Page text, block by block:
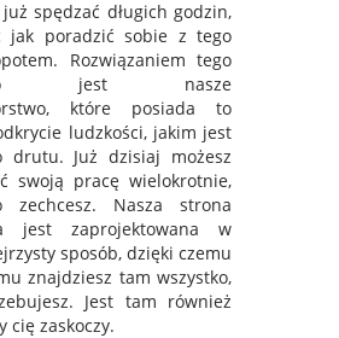
spędzać długich godzin,
jak poradzić sobie z tego
Rozwiązaniem tego
jest nasze
które posiada to
ludzkości, jakim jest
drutu. Już dzisiaj możesz
swoją pracę wielokrotnie,
zechcesz. Nasza strona
jest zaprojektowana w
sposób, dzięki czemu
znajdziesz tam wszystko,
Jest tam również
cię zaskoczy.